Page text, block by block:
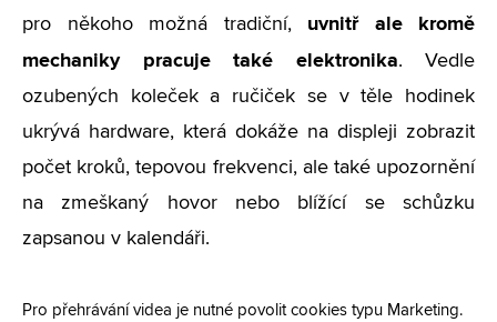
pro někoho možná tradiční, uvnitř ale kromě
mechaniky pracuje také elektronika. Vedle
ozubených koleček a ručiček se v těle hodinek
ukrývá hardware, která dokáže na displeji zobrazit
počet kroků, tepovou frekvenci, ale také upozornění
na zmeškaný hovor nebo blížící se schůzku
zapsanou v kalendáři.
Pro přehrávání videa je nutné povolit cookies typu Marketing.